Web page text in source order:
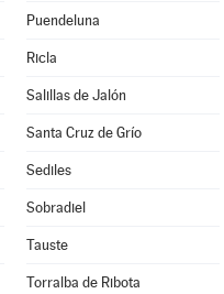
Puendeluna
Ricla
Salillas de Jalón
Santa Cruz de Grío
Sediles
Sobradiel
Tauste
Torralba de Ribota